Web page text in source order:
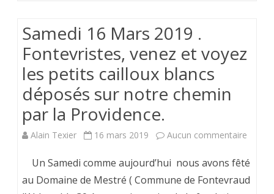
mai
2020.
Samedi 16 Mars 2019 .
Fontevristes, venez et voyez
les petits cailloux blancs
déposés sur notre chemin
par la Providence.
Alain Texier 16 mars 2019 Aucun commentaire
16
Un Samedi comme aujourd’hui nous avons fêté
au Domaine de Mestré ( Commune de Fontevraud